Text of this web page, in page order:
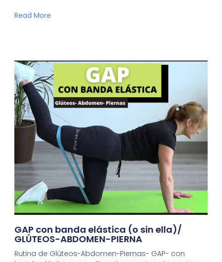
Read More
GAP con banda elástica (o sin ella)/
GLÚTEOS-ABDOMEN-PIERNA
Rutina de Glúteos-Abdomen-Piernas- GAP- con